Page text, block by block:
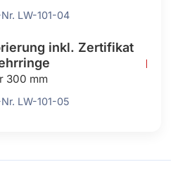
LW-101-04
inkl. Zertifikat
300 mm
Preis
LW-101-05